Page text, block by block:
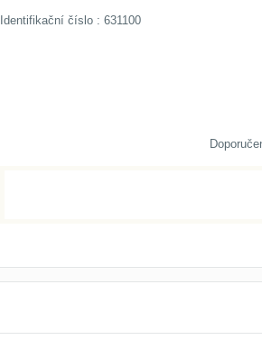
Identifikační číslo : 631100